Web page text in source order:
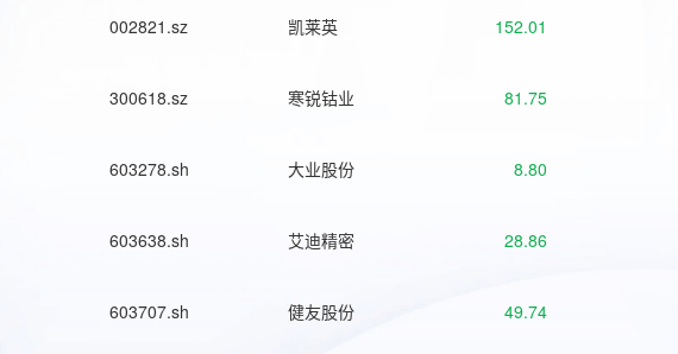
002821.sz 凯莱英 152.01
300618.sz 寒锐钴业 81.75
603278.sh 大业股份 8.80
603638.sh 艾迪精密 28.86
603707.sh 健友股份 49.74